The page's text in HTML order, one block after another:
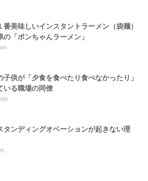
番美味しいインスタントラーメン（袋麺）
の「ポンちゃんラーメン」
子供が「夕食を食べたり食べなかったり」
いる職場の同僚
タンディングオベーションが起きない理